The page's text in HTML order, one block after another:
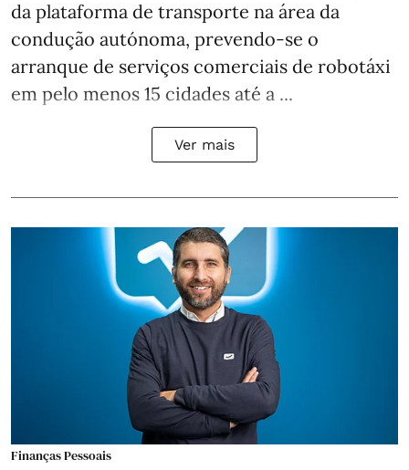
da plataforma de transporte na área da
condução autónoma, prevendo-se o
arranque de serviços comerciais de robotáxi
em pelo menos 15 cidades até a ...
Ver mais
Finanças Pessoais